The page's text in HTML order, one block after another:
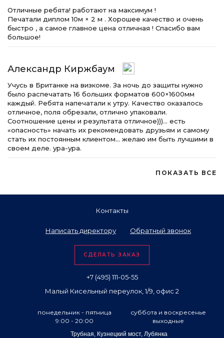
Отличные ребята! работают на максимум !
Печатали диплом 10м × 2 м . Хорошее качество и очень
быстро , а самое главное цена отличная ! Спасибо вам
большое!
Александр Киржбаум
Учусь в Британке на визкоме. За ночь до защиты нужно
было распечатать 16 больших форматов 600×1600мм
каждый. Ребята напечатали к утру. Качество оказалось
отличное, поля обрезали, отлично упаковали.
Соотношение цены и результата отличное)))… есть
«опасность» начать их рекомендовать друзьям и самому
стать их постоянным клиентом… желаю им быть лучшими в
своем деле. ура-ура.
ПОКАЗАТЬ ВСЕ
Контакты
Написать директору Обратный звонок
СДЕЛАТЬ ЗАКАЗ
+7 (495) 111-05-55
Малый Кисельный переулок, 1/9, офис 2
понедельник - пятница
9:00 - 20:00
суббота и воскресенье
выходные
Трубная, Кузнецкий мост, Лубянка